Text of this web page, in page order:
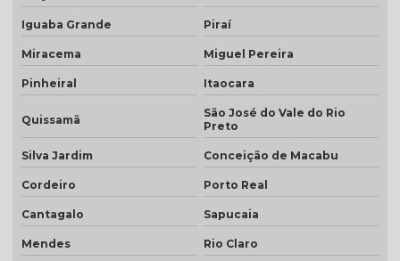
Telha marfim
Telha marfim preço
Telha marrom
Telha natural
Telha natural romana
Telha palha
Telha palha mesclada
Telha piso
Iguaba Grande Piraí
Miracema Miguel Pereira
Pinheiral Itaocara
Quissamã
São José do Vale do Rio
Preto
Silva Jardim Conceição de Macabu
Cordeiro Porto Real
Cantagalo Sapucaia
Mendes Rio Claro